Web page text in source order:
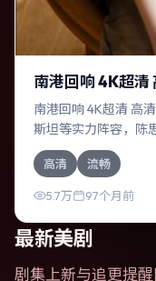
南港回响 4K超清
南港回响 4K超清 高
斯坦等实力阵容，陈
大利，围绕一次意外
务于主题，结尾留白
高清 流畅
5.7万 97个月前
最新美剧
剧集上新与追更提